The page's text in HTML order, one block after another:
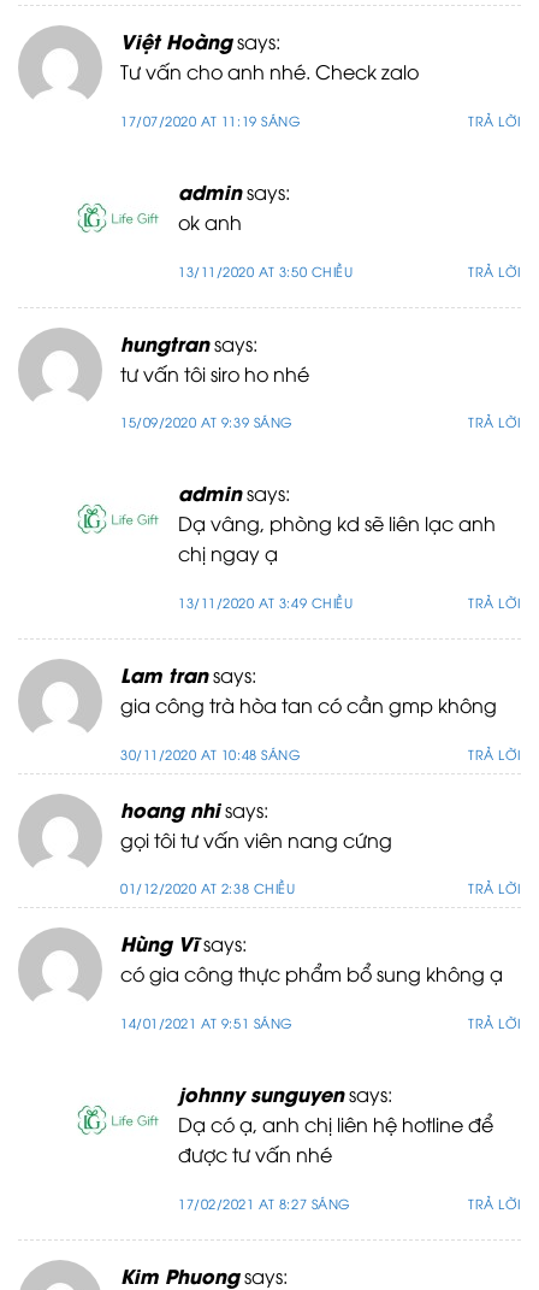
Việt Hoàngsays:
Tư vấn cho anh nhé. Check zalo
17/07/2020 AT 11:19 SÁNG TRẢ LỜI
adminsays:
ok anh
13/11/2020 AT 3:50 CHIỀU TRẢ LỜI
hungtransays:
tư vấn tôi siro ho nhé
15/09/2020 AT 9:39 SÁNG TRẢ LỜI
adminsays:
Dạ vâng, phòng kd sẽ liên lạc anh
chị ngay ạ
13/11/2020 AT 3:49 CHIỀU TRẢ LỜI
Lam transays:
gia công trà hòa tan có cần gmp không
30/11/2020 AT 10:48 SÁNG TRẢ LỜI
hoang nhisays:
gọi tôi tư vấn viên nang cứng
01/12/2020 AT 2:38 CHIỀU TRẢ LỜI
Hùng Vĩsays:
có gia công thực phẩm bổ sung không ạ
14/01/2021 AT 9:51 SÁNG TRẢ LỜI
johnny sunguyensays:
Dạ có ạ, anh chị liên hệ hotline để
được tư vấn nhé
17/02/2021 AT 8:27 SÁNG TRẢ LỜI
Kim Phuongsays: